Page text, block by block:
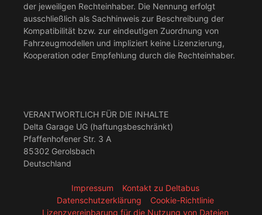
der jeweiligen Rechteinhaber. Die Nennung erfolgt
ausschließlich als Sachhinweis zur Beschreibung der
Kompatibilität bzw. zur eindeutigen Zuordnung von
Fahrzeugmodellen und impliziert keine Lizenzierung,
Kooperation oder Empfehlung durch die Rechteinhaber.
VERANTWORTLICH FÜR DIE INHALTE
Delta Garage UG (haftungsbeschränkt)
Pfaffenhofener Str. 3 A
85302 Gerolsbach
Deutschland
Impressum
Kontakt zu Deltabus
Datenschutzerklärung
Cookie-Richtlinie
Lizenzvereinbarung für die Nutzung von Dateien